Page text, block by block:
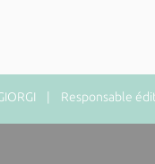
| Responsable